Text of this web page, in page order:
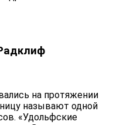
на протяжении
называют одной
«Удольфские